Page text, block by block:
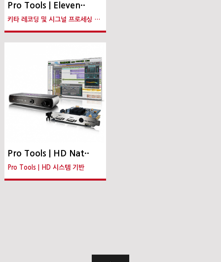
Pro Tools | Eleven··
키타 레코딩 및 시그널 프로세싱 시스템
Pro Tools | HD Nat··
Pro Tools | HD 시스템 기반